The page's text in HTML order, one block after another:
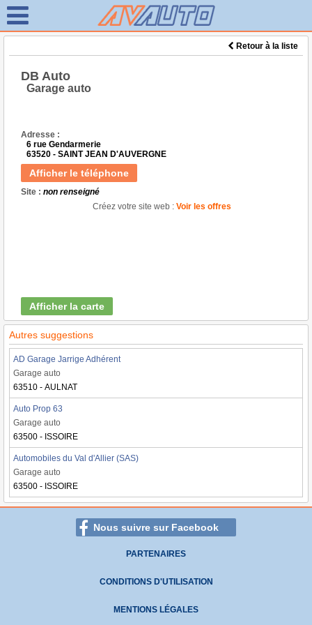
Retour à la liste
DB Auto
Garage auto
Adresse :
6 rue Gendarmerie
63520 - SAINT JEAN D'AUVERGNE
Afficher le téléphone
Site : non renseigné
Créez votre site web : Voir les offres
Afficher la carte
Autres suggestions
AD Garage Jarrige Adhérent
Garage auto
63510 - AULNAT
Auto Prop 63
Garage auto
63500 - ISSOIRE
Automobiles du Val d'Allier (SAS)
Garage auto
63500 - ISSOIRE
Nous suivre sur Facebook
PARTENAIRES
CONDITIONS D'UTILISATION
MENTIONS LÉGALES